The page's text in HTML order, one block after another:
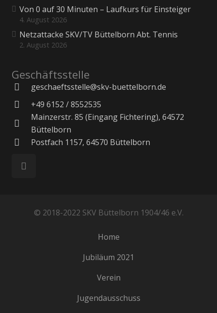
Von 0 auf 30 Minuten – Laufkurs für Einsteiger
4. August 2026
Netzattacke SKV/TV Büttelborn Abt. Tennis
2. August 2026
Geschäftsstelle
geschaeftsstelle@skv-buettelborn.de
+49 6152 / 8552535
Mainzerstr. 85 (Eingang Fichtering), 64572
Büttelborn
Postfach 1157, 64570 Büttelborn
© 2018-2022 SKV Büttelborn 1904/46 e.V.
Home
Jubiläum 2021
Verein
Jugendausschuss